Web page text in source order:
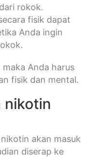
rokok.
fisik dapat
Anda ingin
Anda harus
fisik dan mental.
nikotin
akan masuk
diserap ke